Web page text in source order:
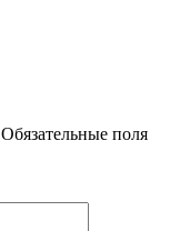
Обязательные поля